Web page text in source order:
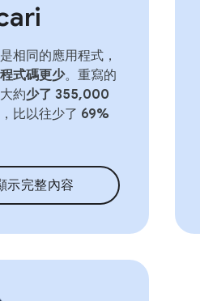
相同的應用程式，
程式碼更少。重寫的
約少了 355,000
，比以往少了 69%
示完整內容